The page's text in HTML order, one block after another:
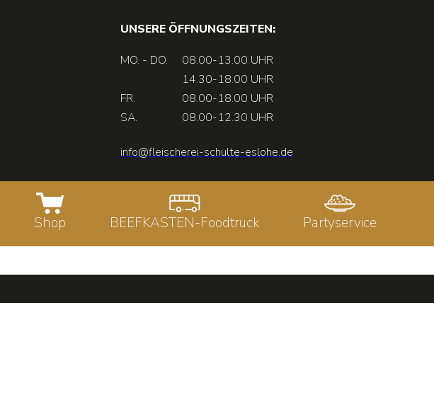
UNSERE ÖFFNUNGSZEITEN:
MO. - DO.
08.00-13.00 UHR
14.30-18.00 UHR
FR.
08.00-18.00 UHR
SA.
08.00-12.30 UHR
info@fleischerei-schulte-eslohe.de
Shop BEEFKASTEN-Foodtruck Partyservice